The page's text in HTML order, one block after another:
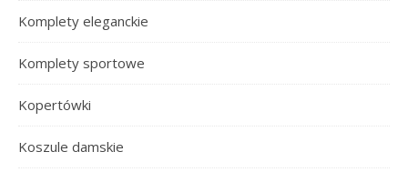
Komplety eleganckie
Komplety sportowe
Kopertówki
Koszule damskie